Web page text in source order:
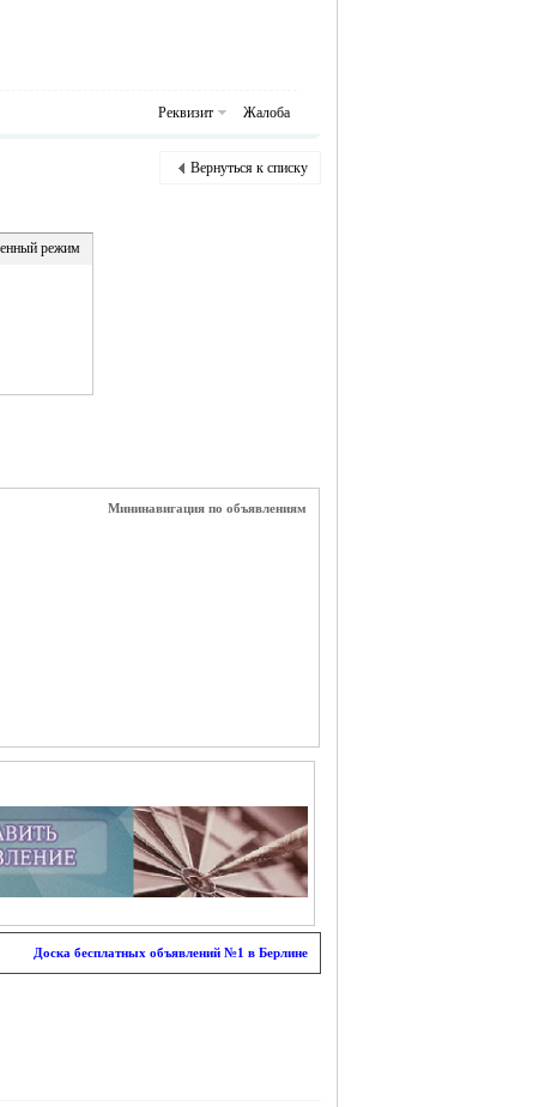
Реквизит Жалоба
Вернуться к списку
режим
Мининавигация по объявлениям
Доска бесплатных объявлений №1 в Берлине